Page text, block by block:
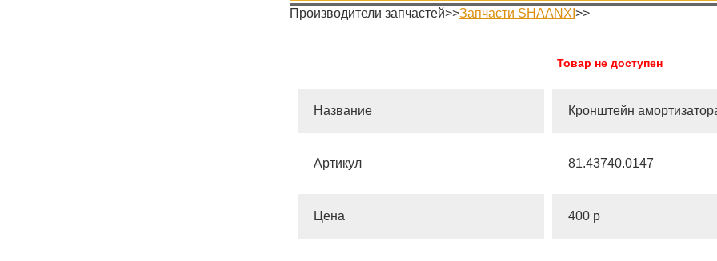
Производители запчастей>>Запчасти SHAANXI >>
Товар не доступен
Название Кронштейн
Артикул 81.43740.0147
Цена 400 р